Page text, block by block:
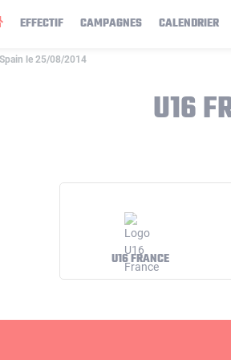
EFFECTIF CAMPAGNES CALENDRIER
le 25/08/2014
U16
U16 FRANCE